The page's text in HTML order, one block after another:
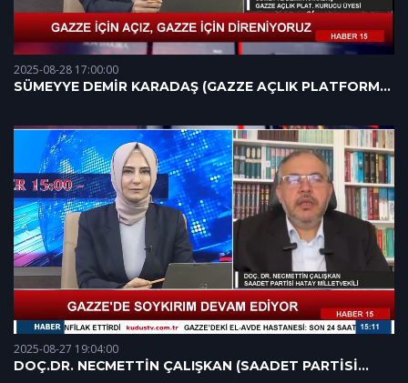
2025-08-28 17:00:00
SÜMEYYE DEMİR KARADAŞ (GAZZE AÇLIK PLATFORMU
2025-08-27 19:04:00
DOÇ.DR. NECMETTİN ÇALIŞKAN (SAADET PARTİSİ